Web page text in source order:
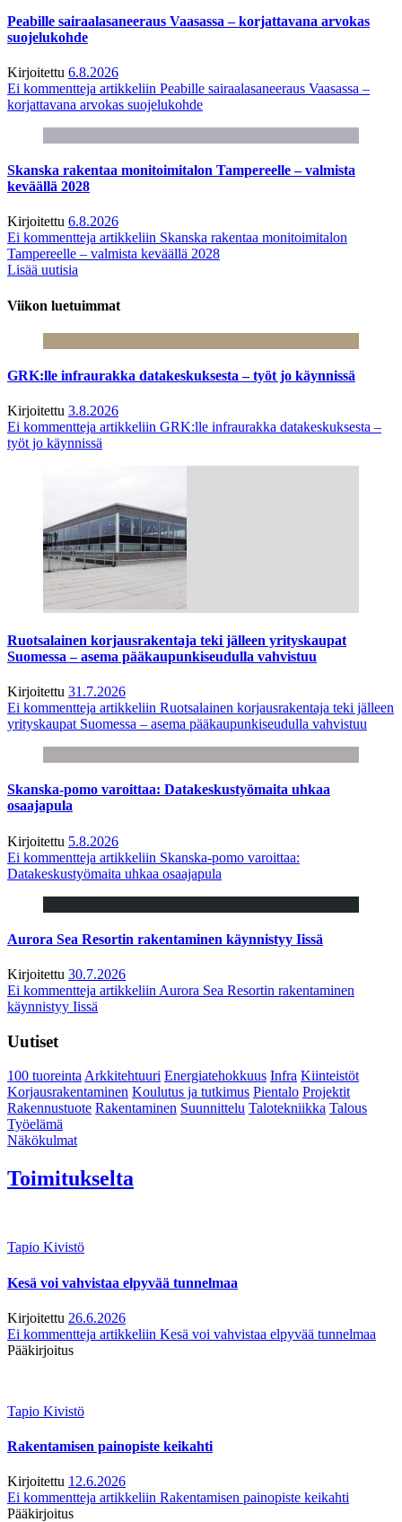
Peabille sairaalasaneeraus Vaasassa – korjattavana arvokas
suojelukohde
Kirjoitettu 6.8.2026
Ei kommentteja artikkeliin Peabille sairaalasaneeraus Vaasassa –
korjattavana arvokas suojelukohde
Skanska rakentaa monitoimitalon Tampereelle – valmista
keväällä 2028
Kirjoitettu 6.8.2026
Ei kommentteja artikkeliin Skanska rakentaa monitoimitalon
Tampereelle – valmista keväällä 2028
Lisää uutisia
Viikon luetuimmat
GRK:lle infraurakka datakeskuksesta – työt jo käynnissä
Kirjoitettu 3.8.2026
Ei kommentteja artikkeliin GRK:lle infraurakka datakeskuksesta –
työt jo käynnissä
Ruotsalainen korjausrakentaja teki jälleen yrityskaupat
Suomessa – asema pääkaupunkiseudulla vahvistuu
Kirjoitettu 31.7.2026
Ei kommentteja artikkeliin Ruotsalainen korjausrakentaja teki jälleen
yrityskaupat Suomessa – asema pääkaupunkiseudulla vahvistuu
Skanska-pomo varoittaa: Datakeskustyömaita uhkaa
osaajapula
Kirjoitettu 5.8.2026
Ei kommentteja artikkeliin Skanska-pomo varoittaa:
Datakeskustyömaita uhkaa osaajapula
Aurora Sea Resortin rakentaminen käynnistyy Iissä
Kirjoitettu 30.7.2026
Ei kommentteja artikkeliin Aurora Sea Resortin rakentaminen
käynnistyy Iissä
Uutiset
100 tuoreintaArkkitehtuuri Energiatehokkuus Infra Kiinteistöt
Korjausrakentaminen Koulutus ja tutkimus Pientalo Projektit
Rakennustuote Rakentaminen Suunnittelu Talotekniikka Talous
Työelämä
Näkökulmat
Toimitukselta
Tapio Kivistö
Kesä voi vahvistaa elpyvää tunnelmaa
Kirjoitettu 26.6.2026
Ei kommentteja artikkeliin Kesä voi vahvistaa elpyvää tunnelmaa
Pääkirjoitus
Tapio Kivistö
Rakentamisen painopiste keikahti
Kirjoitettu 12.6.2026
Ei kommentteja artikkeliin Rakentamisen painopiste keikahti
Pääkirjoitus